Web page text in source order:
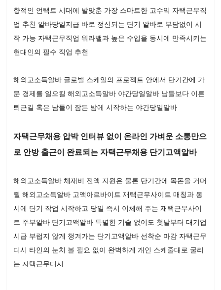
향적인 언택트 시대에 발맞춘 가장 스마트한 고수익 자택근무직
업 추천 알바당일지급 바로 정산되는 단기 알바로 부담없이 시
작 가능 자택근무직업 워라밸과 높은 수입을 동시에 만족시키는
현대인의 필수 직업 추천
해외고소득알바 글로벌 스케일의 프로젝트 안에서 단기간에 가
문 경제를 일으킬 해외고소득알바 야간당일알바 남들보다 이른
퇴근길 혹은 남들이 잠든 밤에 시작하는 야간당일알바
자택근무채용 압박 인터뷰 없이 온라인 가벼운 소통만으
로 안방 출근이 완료되는 자택근무채용 단기고액알바
해외고소득알바 체재비 전액 지원은 물론 단기간에 목돈을 거머
쥘 해외고소득알바 고액아르바이트 재택근무사이트 매칭과 동
시에 단기 작업 시작하고 당일 즉시 이체해 주는 재택근무사이
트 주부알바 단기고액알바 특별한 기술 없이도 첫날부터 대기업
시급 부럽지 않게 챙겨가는 단기고액알바 선착순 마감 자택근무
디시 타인의 눈치 볼 필요 없이 완벽하게 개인 스케줄대로 굴리
는 자택근무디시